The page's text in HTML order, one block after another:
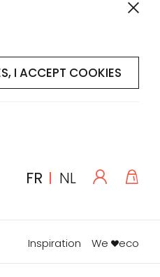
I ACCEPT COOKIES
LANGUE
FR NL
Inspiration We eco